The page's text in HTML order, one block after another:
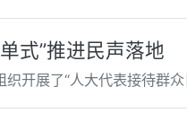
式”推进民声落地
开展了“人大代表接待群众